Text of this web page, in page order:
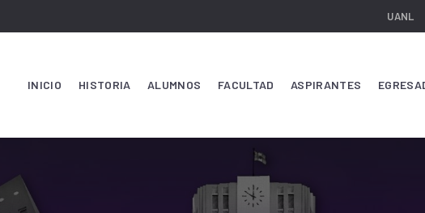
UANL
INICIO HISTORIA ALUMNOS FACULTAD ASPIRANTES